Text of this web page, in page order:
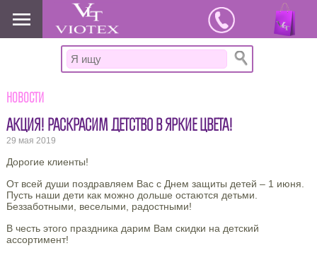
www.viotex37.ru
Новости
АКЦИЯ! РАСКРАСИМ ДЕТСТВО В ЯРКИЕ ЦВЕТА!
29 мая 2019
Дорогие клиенты!
От всей души поздравляем Вас с Днем защиты детей – 1 июня.
Пусть наши дети как можно дольше остаются детьми.
Беззаботными, веселыми, радостными!
В честь этого праздника дарим Вам скидки на детский
ассортимент!